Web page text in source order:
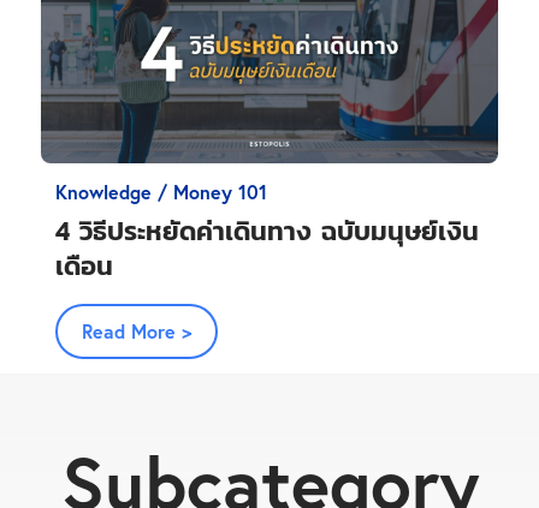
Knowledge / Money 101
4 วิธีประหยัดค่าเดินทาง ฉบับมนุษย์เงิน
เดือน
Read More >
Subcategory